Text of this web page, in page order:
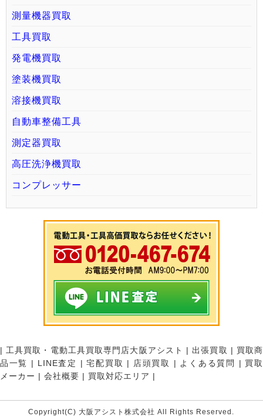
測量機器買取
工具買取
発電機買取
塗装機買取
溶接機買取
自動車整備工具
測定器買取
高圧洗浄機買取
コンプレッサー
| 工具買取・電動工具買取専門店大阪アシスト | 出張買取 | 買取商
品一覧 | LINE査定 |宅配買取 | 店頭買取 | よくある質問 | 買取
メーカー | 会社概要 | 買取対応エリア |
Copyright(C) 大阪アシスト株式会社 All Rights Reserved.